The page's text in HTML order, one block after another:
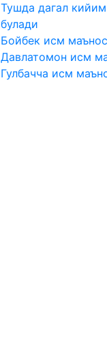
Тушда дагал
булади
Бойбек исм
Давлатомон исм
Гулбачча исм